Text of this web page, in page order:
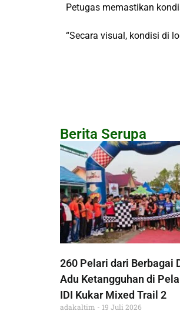
Petugas memastikan
“Secara visual, kondisi di
Berita Serupa
260 Pelari dari Berbagai
Adu Ketangguhan di
IDI Kukar Mixed Trail 2
adakaltim 19 Juli 2026